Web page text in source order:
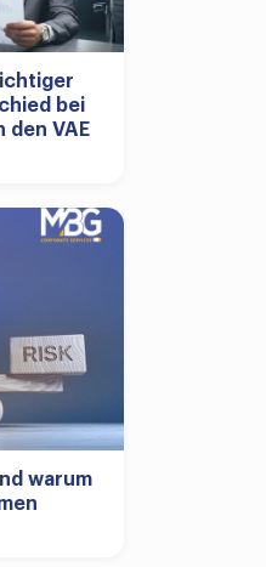
bei
den VAE
warum